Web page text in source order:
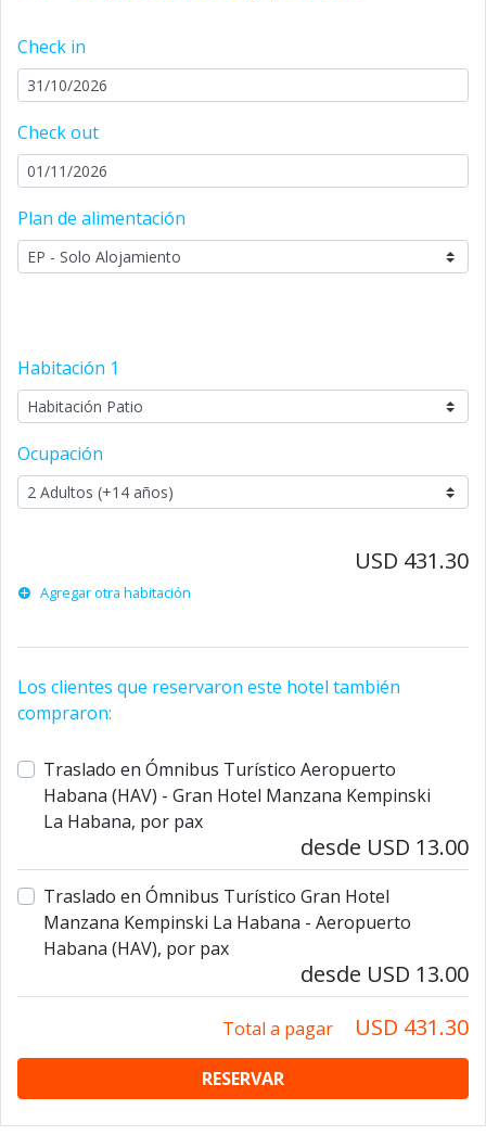
Check in
Check out
Plan de alimentación
Habitación 1
Ocupación
USD 431.30
Agregar otra habitación
Los clientes que reservaron este hotel también
compraron:
Traslado en Ómnibus Turístico Aeropuerto
Habana (HAV) - Gran Hotel Manzana Kempinski
La Habana, por pax
desde USD 13.00
Traslado en Ómnibus Turístico Gran Hotel
Manzana Kempinski La Habana - Aeropuerto
Habana (HAV), por pax
desde USD 13.00
Total a pagar USD 431.30
RESERVAR